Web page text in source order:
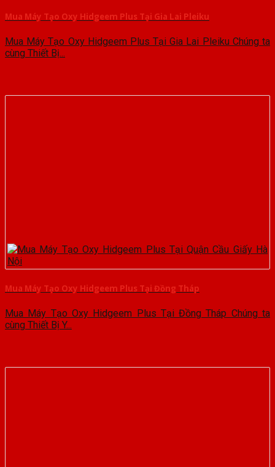
Mua Máy Tạo Oxy Hidgeem Plus Tại Gia Lai Pleiku
Mua Máy Tạo Oxy Hidgeem Plus Tại Gia Lai Pleiku Chúng ta
cùng Thiết Bị...
Mua Máy Tạo Oxy Hidgeem Plus Tại Đồng Tháp
Mua Máy Tạo Oxy Hidgeem Plus Tại Đồng Tháp Chúng ta
cùng Thiết Bị Y...